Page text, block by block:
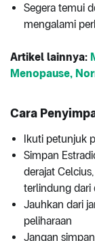
Segera temui
mengalami
Artikel lainnya:
Menopause,
Cara
Ikuti petunjuk
Simpan
derajat
terlindung dari
Jauhkan dari
peliharaan
Jangan